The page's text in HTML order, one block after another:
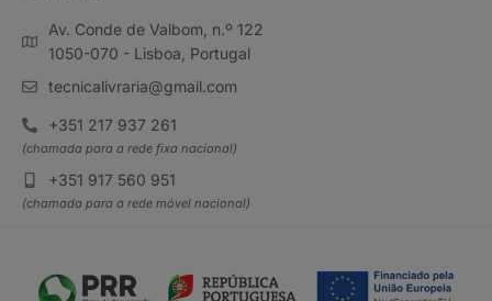
Av. Conde de Valbom, n.º 122
1050-070 - Lisboa, Portugal
tecnicalivraria@gmail.com
+351 217 937 261
(chamada para a rede fixa nacional)
+351 917 560 951
(chamada para a rede móvel nacional)